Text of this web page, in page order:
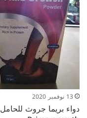
13 نوفمبر 2020
دواء بريما جروث للحامل